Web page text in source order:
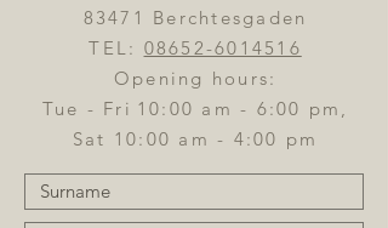
83471 Berchtesgaden
TEL: 08652-6014516
Opening hours:
Tue - Fri 10:00 am - 6:00 pm,
Sat 10:00 am - 4:00 pm